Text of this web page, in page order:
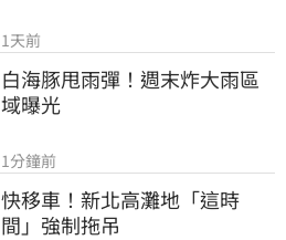
1天前
白海豚甩雨彈！週末炸大雨區
域曝光
1分鐘前
快移車！新北高灘地「這時
間」強制拖吊